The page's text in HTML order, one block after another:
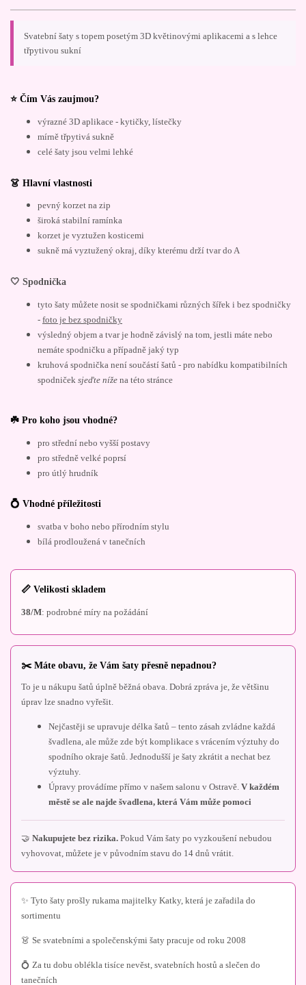
Svatební šaty s topem posetým 3D květinovými aplikacemi a s lehce
třpytivou sukní
⭐ Čím Vás zaujmou?
výrazné 3D aplikace - kytičky, lístečky
mírně třpytivá sukně
celé šaty jsou velmi lehké
👗 Hlavní vlastnosti
pevný korzet na zip
široká stabilní ramínka
korzet je vyztužen kosticemi
sukně má vyztužený okraj, díky kterému drží tvar do A
🤍 Spodnička
tyto šaty můžete nosit se spodničkami různých šířek i bez spodničky
- foto je bez spodničky
výsledný objem a tvar je hodně závislý na tom, jestli máte nebo
nemáte spodničku a případně jaký typ
kruhová spodnička není součástí šatů - pro nabídku kompatibilních
spodniček sjeďte níže na této stránce
☘️ Pro koho jsou vhodné?
pro střední nebo vyšší postavy
pro středně velké poprsí
pro útlý hrudník
💍 Vhodné příležitosti
svatba v boho nebo přírodním stylu
bílá prodloužená v tanečních
📏 Velikosti skladem
38/M: podrobné míry na požádání
✂️ Máte obavu, že Vám šaty přesně nepadnou?
To je u nákupu šatů úplně běžná obava. Dobrá zpráva je, že většinu
úprav lze snadno vyřešit.
Nejčastěji se upravuje délka šatů – tento zásah zvládne každá
švadlena, ale může zde být komplikace s vrácením výztuhy do
spodního okraje šatů. Jednodušší je šaty zkrátit a nechat bez
výztuhy.
Úpravy provádíme přímo v našem salonu v Ostravě. V každém
městě se ale najde švadlena, která Vám může pomoci
🤝 Nakupujete bez rizika. Pokud Vám šaty po vyzkoušení nebudou
vyhovovat, můžete je v původním stavu do 14 dnů vrátit.
✨ Tyto šaty prošly rukama majitelky Katky, která je zařadila do
sortimentu
👗 Se svatebními a společenskými šaty pracuje od roku 2008
💍 Za tu dobu oblékla tisíce nevěst, svatebních hostů a slečen do
tanečních